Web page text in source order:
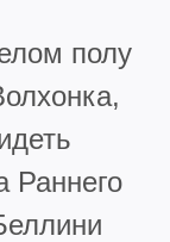
полу
Раннего